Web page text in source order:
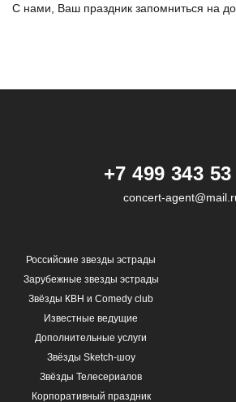
С нами, Ваш праздник запомниться на
+7 499 343
concert-
Российские звезды эстрады
Зарубежные звезды эстрады
Звёзды КВН и Comedy club
Известные ведущие
Дополнительные услуги
Звёзды Sketch-шоу
Звёзды Телесериалов
Корпоративный праздник